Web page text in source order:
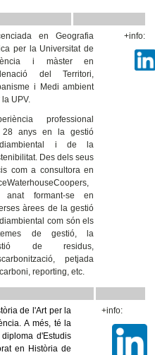
en Geografia
per la Universitat de
i màster en
del Territori,
i Medi ambient
la UPV.
professional
28 anys en la gestió
i de la
Des dels seus
com a consultora en
anat formant-se en
àrees de la gestió
com són els
de gestió, la
de residus,
petjada
reporting, etc.
+info:
de l'Art per la
A més, té la
d'Estudis
en Història de
+info: